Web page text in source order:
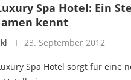
Spa Hotel: Ein
kennt
23. September 2012
Spa Hotel sorgt für eine